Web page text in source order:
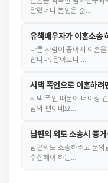
알렸더니 본인은 준…
유책배우자가 이혼소송
다른 사람이 좋아져 이혼
합니다. 알아보니 …
시댁 폭언으로 이혼하려
시댁 폭언 때문에 더이상
남의 편이네요…
남편의 외도 소송시 증
남편외도 소송하려고 문
수집해야 하는…